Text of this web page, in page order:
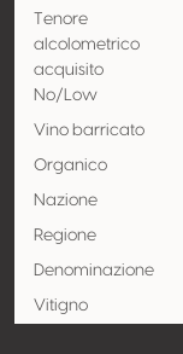
Tenore
alcolometrico
acquisito
No/Low
Vino barricato
Organico
Nazione
Regione
Denominazione
Vitigno